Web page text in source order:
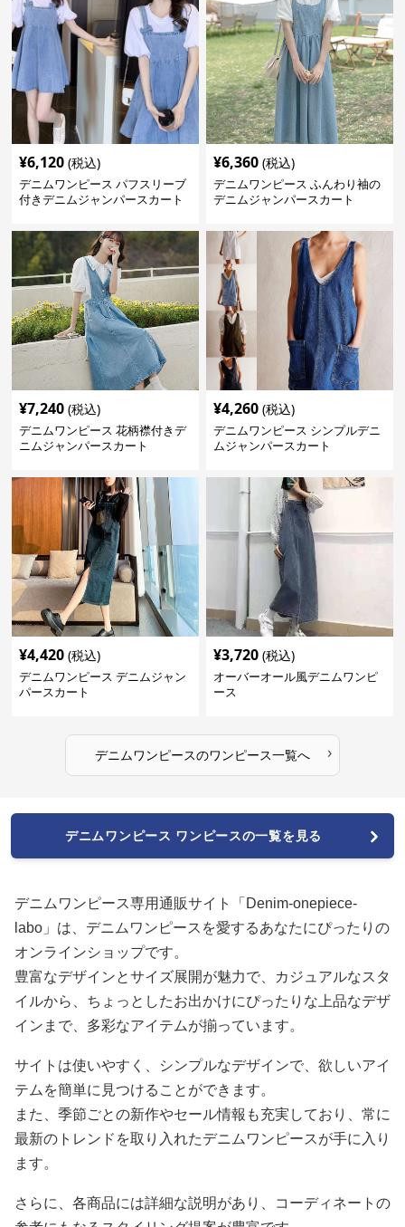
¥6,120 (税込)
デニムワンピース パフスリーブ
付きデニムジャンパースカート
¥6,360 (税込)
デニムワンピース ふんわり袖の
デニムジャンパースカート
¥7,240 (税込)
デニムワンピース 花柄襟付きデ
ニムジャンパースカート
¥4,260 (税込)
デニムワンピース シンプルデニ
ムジャンパースカート
¥4,420 (税込)
デニムワンピース デニムジャン
パースカート
¥3,720 (税込)
オーバーオール風デニムワンピ
ース
デニムワンピースのワンピース一覧へ ›
デニムワンピース ワンピースの一覧を見る
デニムワンピース専用通販サイト「Denim-onepiece-
labo」は、デニムワンピースを愛するあなたにぴったりの
オンラインショップです。
豊富なデザインとサイズ展開が魅力で、カジュアルなスタ
イルから、ちょっとしたお出かけにぴったりな上品なデザ
インまで、多彩なアイテムが揃っています。
サイトは使いやすく、シンプルなデザインで、欲しいアイ
テムを簡単に見つけることができます。
また、季節ごとの新作やセール情報も充実しており、常に
最新のトレンドを取り入れたデニムワンピースが手に入り
ます。
さらに、各商品には詳細な説明があり、コーディネートの